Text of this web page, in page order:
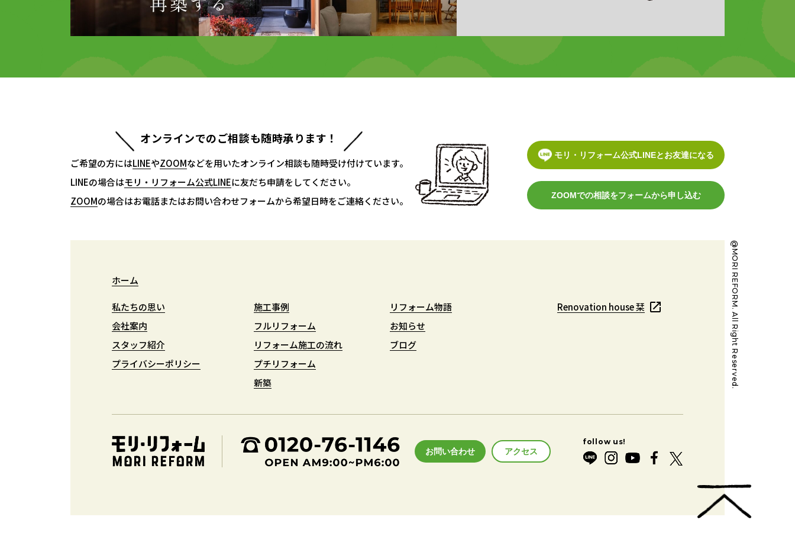
オンラインでのご相談も随時承ります！
ご希望の方にはLINE
LINEやZOOM
ZOOMなどを用いたオンライン相談も随時受け付けています。
LINEの場合はモリ・リフォーム公式LINE
モリ・リフォーム公式LINEに友だち申請をしてください。
ZOOM
ZOOMの場合はお電話またはお問い合わせフォームから希望日時をご連絡ください。
モリ・リフォーム公式LINEとお友達になる
ZOOMでの相談をフォームから申し込む
ホーム
ホーム
私たちの思い
私たちの思い
会社案内
会社案内
スタッフ紹介
スタッフ紹介
プライバシーポリシー
プライバシーポリシー
施工事例
施工事例
フルリフォーム
フルリフォーム
リフォーム施工の流れ
リフォーム施工の流れ
プチリフォーム
プチリフォーム
新築
新築
リフォーム物語
リフォーム物語
お知らせ
お知らせ
ブログ
ブログ
Renovation house 栞
Renovation house 栞
お問い合わせ アクセス
アクセス
@MORI REFORM. All Right Reserved.